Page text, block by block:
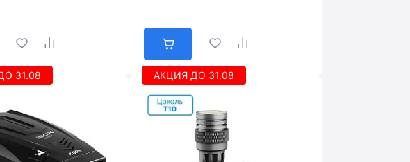
31.08 АКЦИЯ ДО 31.08